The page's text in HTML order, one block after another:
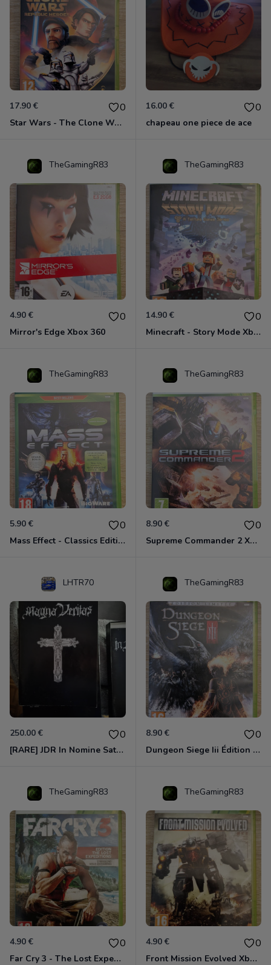
17.90 € 0
Star Wars - The Clone Wars - Les Héros De La République Xbox 360
16.00 € 0
chapeau one piece de ace
TheGamingR83
4.90 € 0
Mirror's Edge Xbox 360
TheGamingR83
14.90 € 0
Minecraft - Story Mode Xbox 360
TheGamingR83
5.90 € 0
Mass Effect - Classics Edition Xbox 360
TheGamingR83
8.90 € 0
Supreme Commander 2 Xbox 360
LHTR70
250.00 € 0
[RARE] JDR In Nomine Satanis / Magna Veritas – 1ère Édition BOÎTE (DOS BLANC, 1989) - CROC / Siroz
TheGamingR83
8.90 € 0
Dungeon Siege Iii Édition Limitée - Vf Intégrale Xbox 360
TheGamingR83
4.90 € 0
Far Cry 3 - The Lost Expeditions - Edition Spéciale Xbox 360
TheGamingR83
4.90 € 0
Front Mission Evolved Xbox 360